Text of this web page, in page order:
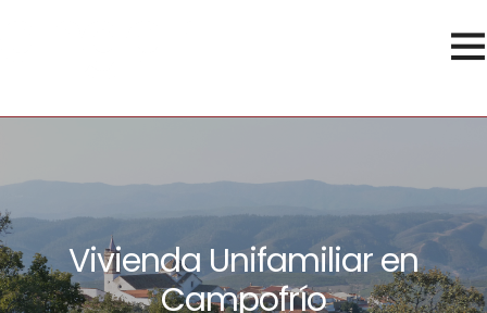
Vivienda Unifamiliar en
Campofrío